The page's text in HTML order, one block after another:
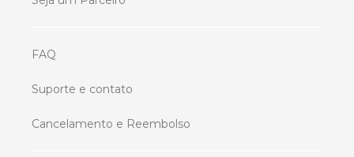
FAQ
Suporte e contato
Cancelamento e Reembolso